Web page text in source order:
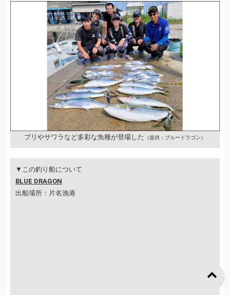
ブリやサワラなど多彩な魚種が登場した （提供：ブルードラゴン）
▼この釣り船について
BLUE DRAGON
出船場所：片名漁港